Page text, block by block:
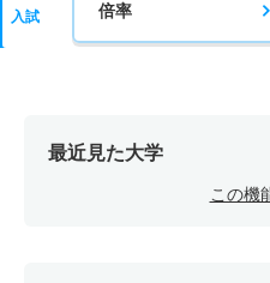
入試 倍率
最近見た大学
この機